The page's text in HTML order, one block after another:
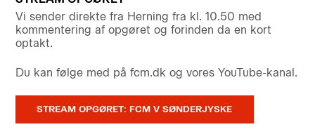
Vi sender direkte fra Herning fra kl. 10.50 med
kommentering af opgøret og forinden da en kort
optakt.
Du kan følge med på fcm.dk og vores YouTube-kanal.
STREAM OPGØRET: FCM V SØNDERJYSKE